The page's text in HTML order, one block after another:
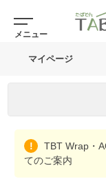
マイページ
TBT Wrap・
てのご案内